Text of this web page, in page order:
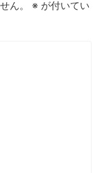
ん。 ※ が付いてい